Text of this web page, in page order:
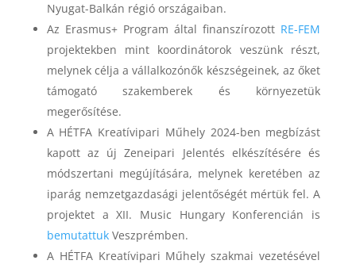
Nyugat-Balkán régió országaiban.
Az Erasmus+ Program által finanszírozott RE-FEM
projektekben mint koordinátorok veszünk részt,
melynek célja a vállalkozónők készségeinek, az őket
támogató szakemberek és környezetük
megerősítése.
A HÉTFA Kreatívipari Műhely 2024-ben megbízást
kapott az új Zeneipari Jelentés elkészítésére és
módszertani megújítására, melynek keretében az
iparág nemzetgazdasági jelentőségét mértük fel. A
projektet a XII. Music Hungary Konferencián is
bemutattukVeszprémben.
A HÉTFA Kreatívipari Műhely szakmai vezetésével